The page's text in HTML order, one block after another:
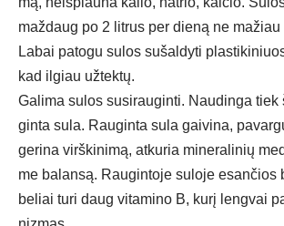
maž­daug po 2 lit­rus per die­ną ne
La­bai pa­to­gu su­los su­šal­dy­ti
kad il­giau už­tek­tų.
Ga­li­ma su­los su­si­rau­gin­ti. Nau­din­ga
gin­ta su­la. Rau­gin­ta su­la gai­vi­na,
ge­ri­na virš­ki­ni­mą, at­ku­ria mi­ne­ra­li­nių
me ba­lan­są. Rau­gin­to­je su­lo­je esan­čios
be­liai tu­ri daug vi­ta­mi­no B, ku­rį leng­vai